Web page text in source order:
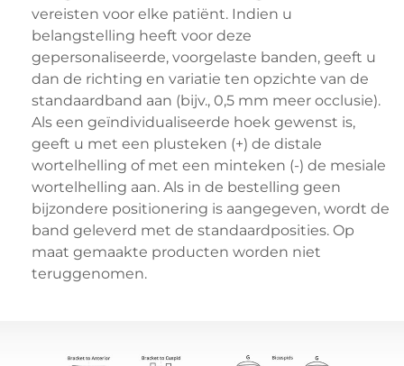
vereisten voor elke patiënt. Indien u
belangstelling heeft voor deze
gepersonaliseerde, voorgelaste banden, geeft u
dan de richting en variatie ten opzichte van de
standaardband aan (bijv., 0,5 mm meer occlusie).
Als een geïndividualiseerde hoek gewenst is,
geeft u met een plusteken (+) de distale
wortelhelling of met een minteken (-) de mesiale
wortelhelling aan. Als in de bestelling geen
bijzondere positionering is aangegeven, wordt de
band geleverd met de standaardposities. Op
maat gemaakte producten worden niet
teruggenomen.